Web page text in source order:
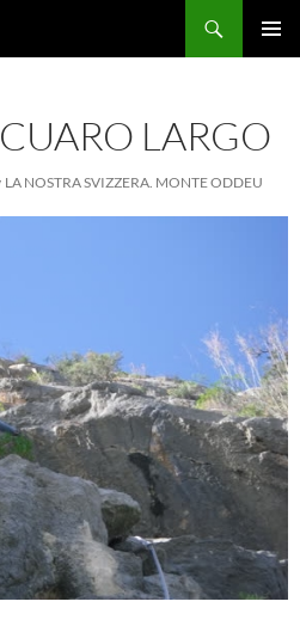
LARGO
LA NOSTRA SVIZZERA. MONTE ODDEU